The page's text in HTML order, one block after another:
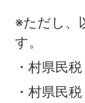
※ただし、
す。
・村県民
・村県民